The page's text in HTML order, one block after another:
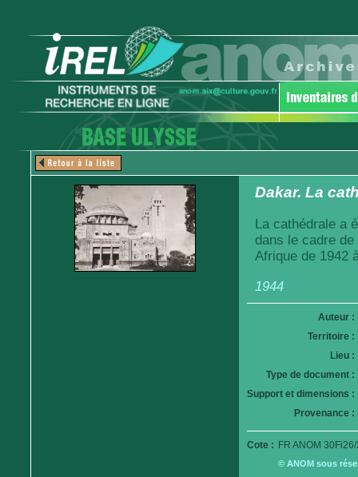
Dakar. La
La cathédrale a
dans le cadre
Afrique de 1942
1944
Auteur :
Territoire :
Lieu :
Type de document :
Support et dimensions :
Provenance :
Cote : FR ANOM
© ANOM sous